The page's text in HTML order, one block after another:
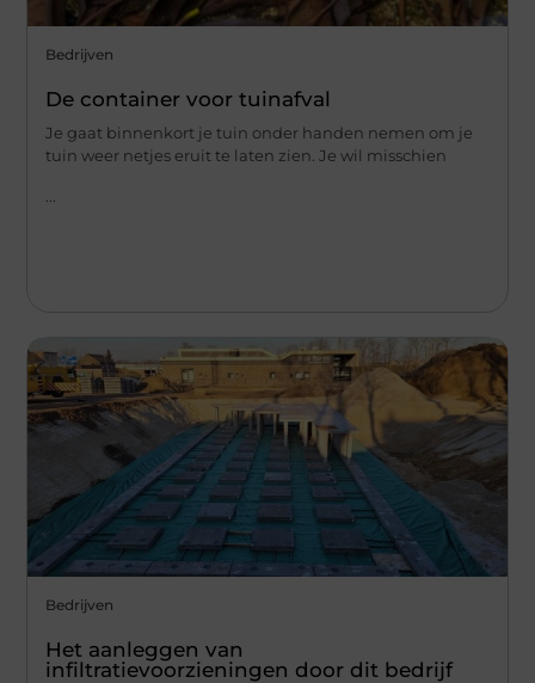
Bedrijven
De container voor tuinafval
Je gaat binnenkort je tuin onder handen nemen om je
tuin weer netjes eruit te laten zien. Je wil misschien
Bedrijven
Het aanleggen van
infiltratievoorzieningen door dit bedrijf